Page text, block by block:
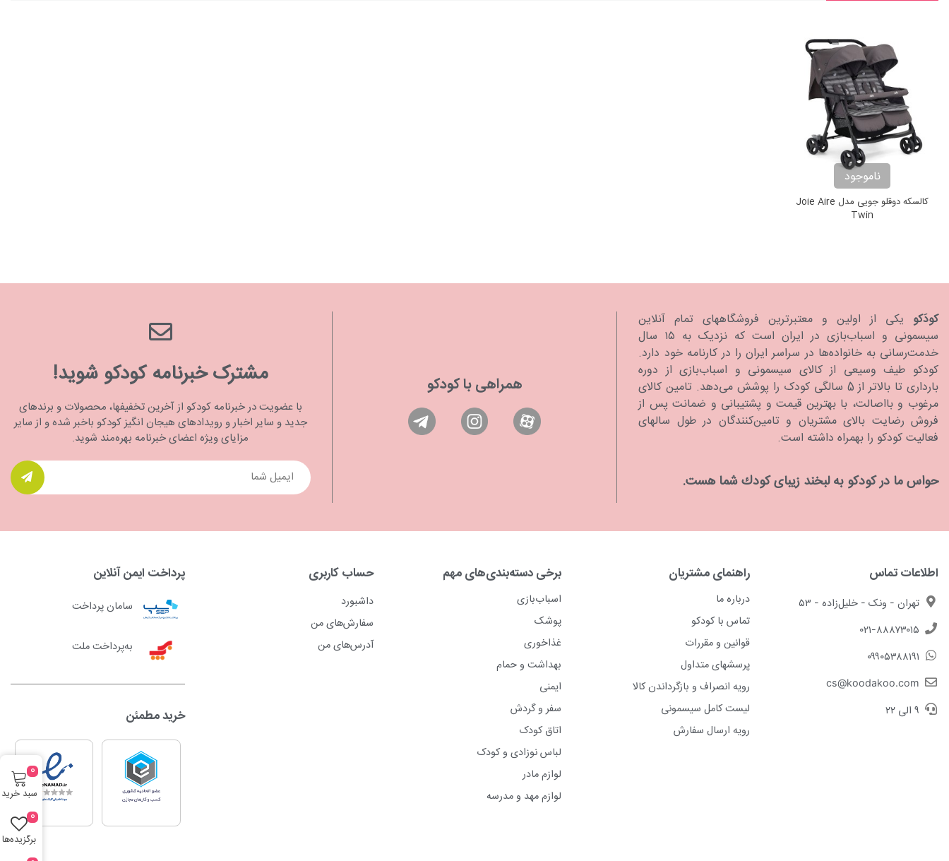
ناموجود
کالسکه دوقلو جویی مدل Joie Aire
Twin
کودَکو یکی از اولین و معتبرترین فروشگاههای تمام آنلاین
سیسمونی و اسباب‌بازی در ایران است که نزدیک به ۱۵ سال
خدمت‌رسانی به خانواده‌ها در سراسر ایران را در کارنامه خود دارد.
كودكو طیف وسیعی از کالای سیسمونی و اسباب‌بازی از دوره
بارداری تا بالاتر از 5 سالگی کودک را پوشش می‌دهد. تامین کالای
مرغوب و بااصالت، با بهترین قیمت و پشتیبانی و ضمانت پس از
فروش رضایت بالای مشتریان و تامین‌کنندگان در طول سالهای
فعالیت کودکو را بهمراه داشته است.
حواس ما در كودكو به لبخند زیبای كودك شما هست.
همراهی با کودکو مشترک خبرنامه کودکو شوید!
با عضویت در خبرنامه کودکو از آخرین تخفیفها، محصولات و برندهای
جدید و سایر اخبار و رویدادهای هیجان انگیز کودکو باخبر شده و از سایر
مزایای ویژه اعضای خبرنامه بهره‌مند شوید.
اطلاعات تماس
تهران - ونک - خلیل‌زاده - ۵۳
۰۲۱-۸۸۸۷۳۰۱۵
۰۹۹۰۵۳۸۸۱۹۱
cs@koodakoo.com
۹ الی ۲۲
راهنمای مشتریان
درباره ما
تماس با کودکو
قوانین و مقررات
پرسشهای متداول
رویه انصراف و بازگرداندن کالا
لیست کامل سیسمونی
رویه ارسال سفارش
برخی دسته‌بندی‌های مهم
اسباب‌بازی
پوشک
غذاخوری
بهداشت و حمام
ایمنی
سفر و گردش
اتاق کودک
لباس نوزادی و کودک
لوازم مادر
لوازم مهد و مدرسه
حساب کاربری
داشبورد
سفارش‌های من
آدرس‌های من
پرداخت ایمن آنلاین
سامان پرداخت
به‌پرداخت ملت
خرید مطمئن
سبد خرید
0
برگزیده‌ها
0